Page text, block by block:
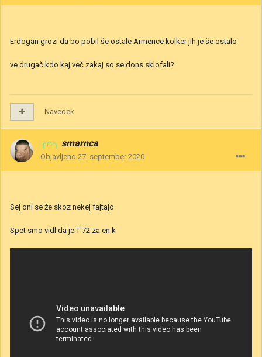
Erdogan grozi da bo pobil še ostale Armence kolker jih je še ostalo
ve drugač kdo kaj več zakaj so se dons sklofali?
Navedek
╭∩╮ smarnca
Objavljeno 27. september 2020
Sej oni se že skoz nekej fajtajo
Spet smo vidl da je T-72 za en k